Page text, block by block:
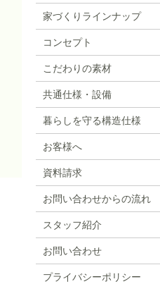
家づくりラインナップ
コンセプト
こだわりの素材
共通仕様・設備
暮らしを守る構造仕様
お客様へ
資料請求
お問い合わせからの流れ
スタッフ紹介
お問い合わせ
プライバシーポリシー